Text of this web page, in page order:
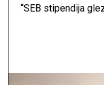
“SEB stipendija